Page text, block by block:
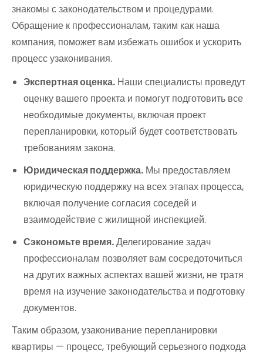
знакомы с законодательством и процедурами.
Обращение к профессионалам, таким как наша
компания, поможет вам избежать ошибок и ускорить
процесс узаконивания.
Экспертная оценка. Наши специалисты проведут
оценку вашего проекта и помогут подготовить все
необходимые документы, включая проект
перепланировки, который будет соответствовать
требованиям закона.
Юридическая поддержка. Мы предоставляем
юридическую поддержку на всех этапах процесса,
включая получение согласия соседей и
взаимодействие с жилищной инспекцией.
Сэкономьте время.Делегирование задач
профессионалам позволяет вам сосредоточиться
на других важных аспектах вашей жизни, не тратя
время на изучение законодательства и подготовку
документов.
Таким образом, узаконивание перепланировки
квартиры — процесс, требующий серьезного подхода